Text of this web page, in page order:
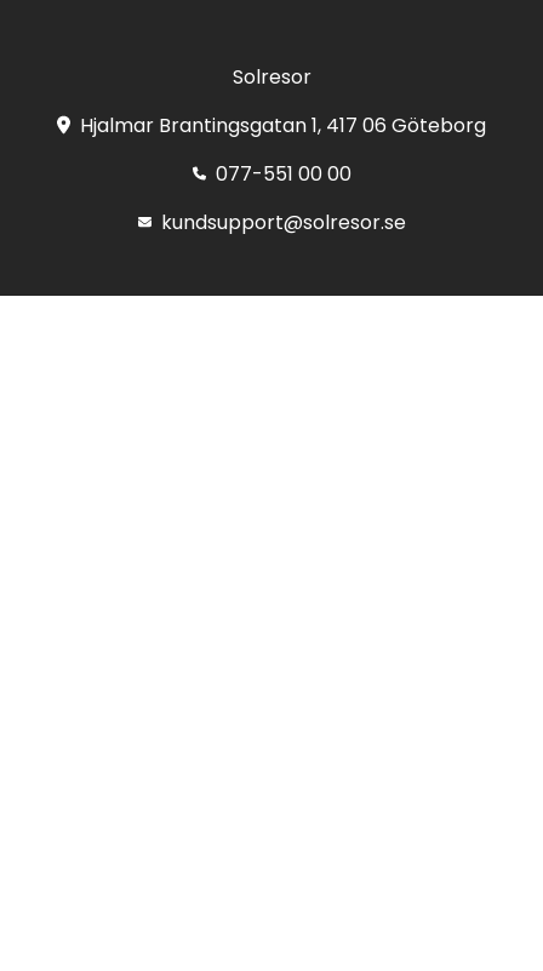
Solresor
Hjalmar Brantingsgatan 1, 417 06 Göteborg
077-551 00 00
kundsupport@solresor.se